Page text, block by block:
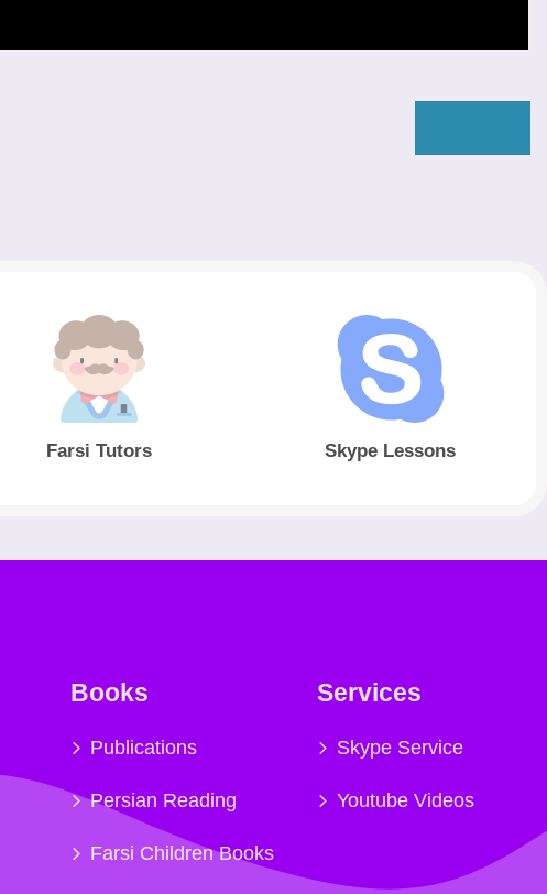
Farsi Tutors Skype Lessons
Books
Publications
Persian Reading
Farsi Children Books
Services
Skype Service
Youtube Videos